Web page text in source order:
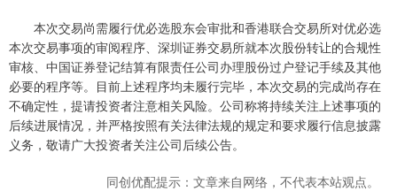
本次交易尚需履行优必选股东会审批和香港联合交易所对优必选
本次交易事项的审阅程序、深圳证券交易所就本次股份转让的合规性
审核、中国证券登记结算有限责任公司办理股份过户登记手续及其他
必要的程序等。目前上述程序均未履行完毕，本次交易的完成尚存在
不确定性，提请投资者注意相关风险。公司称将持续关注上述事项的
后续进展情况，并严格按照有关法律法规的规定和要求履行信息披露
义务，敬请广大投资者关注公司后续公告。
同创优配提示：文章来自网络，不代表本站观点。